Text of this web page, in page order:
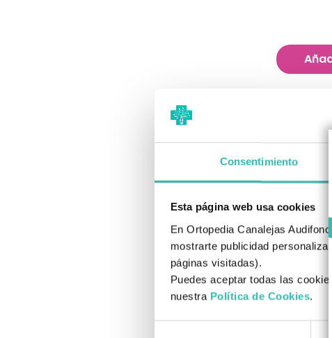
Consentimiento
Esta página web usa cookies
En Ortopedia Canalejas
mostrarte publicidad
páginas visitadas).
Puedes aceptar todas las
nuestra Política de Cookies.
Silla